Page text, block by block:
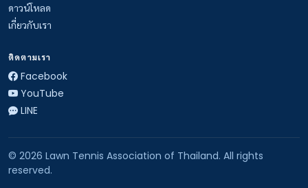
ดาวน์โหลด
เกี่ยวกับเรา
ติดตามเรา
Facebook
YouTube
LINE
© 2026 Lawn Tennis Association of Thailand. All rights
reserved.